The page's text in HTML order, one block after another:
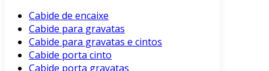
Cabide de encaixe
Cabide para gravatas
Cabide para gravatas e cintos
Cabide porta cinto
Cabide porta gravatas